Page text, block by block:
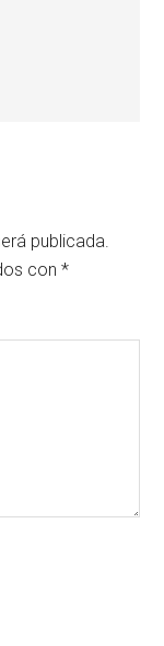
publicada.
con*